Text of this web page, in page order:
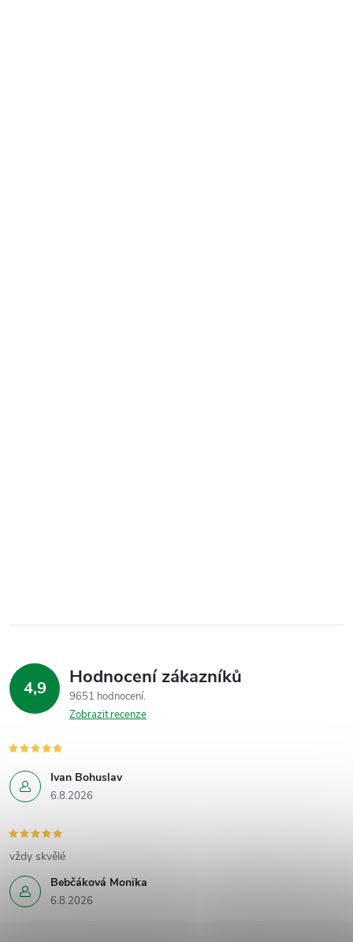
4,9 Hodnocení zákazníků
9651 hodnocení
Zobrazit recenze
Ivan Bohuslav
6.8.2026
Bebčáková Monika
6.8.2026
vždy skvělé